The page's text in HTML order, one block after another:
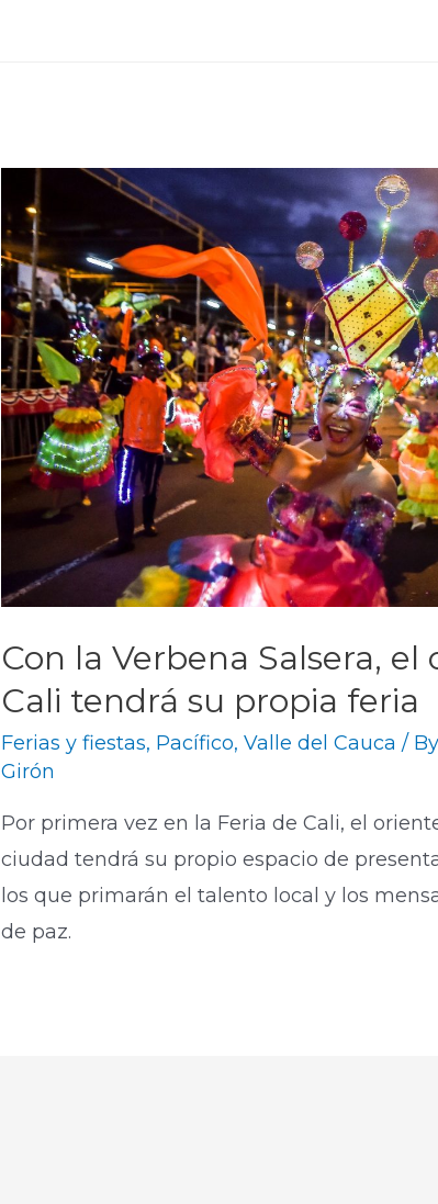
Con la Verbena Salsera, el
Cali tendrá su propia feria
Ferias y fiestas, Pacífico,Valle del Cauca /
Girón
Por primera vez en la Feria de Cali, el
ciudad tendrá su propio espacio de
los que primarán el talento local y los
de paz.